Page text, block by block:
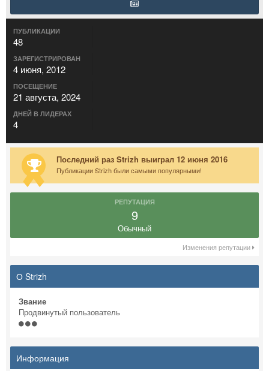
ПУБЛИКАЦИИ
48
ЗАРЕГИСТРИРОВАН
4 июня, 2012
ПОСЕЩЕНИЕ
21 августа, 2024
ДНЕЙ В ЛИДЕРАХ
4
Последний раз Strizh выиграл 12 июня 2016
Публикации Strizh были самыми популярными!
РЕПУТАЦИЯ
9
Обычный
Изменения репутации
О Strizh
Звание
Продвинутый пользователь
Информация